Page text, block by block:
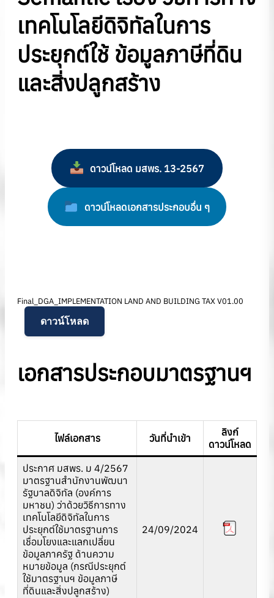
เทคโนโลยีดิจิทัลในการ
ประยุกต์ใช้ ข้อมูลภาษีที่ดิน
และสิ่งปลูกสร้าง
ดาวน์โหลด มสพร. 13-2567
ดาวน์โหลดเอกสารประกอบอื่น ๆ
Final_DGA_IMPLEMENTATION LAND AND BUILDING TAX V01.00
ดาวน์โหลด
เอกสารประกอบมาตรฐานฯ
ไฟล์เอกสาร วันที่นำเข้า
ลิงก์
ดาวน์โหลด
ประกาศ มสพร. ม 4/2567
มาตรฐานสํานักงานพัฒนา
รัฐบาลดิจิทัล (องค์การ
มหาชน) ว่าด้วยวิธีการทาง
เทคโนโลยีดิจิทัลในการ
ประยุกต์ใช้มาตรฐานการ
เชื่อมโยงและแลกเปลี่ยน
ข้อมูลภาครัฐ ด้านความ
หมายข้อมูล (กรณีประยุกต์
ใช้มาตรฐานฯ ข้อมูลภาษี
ที่ดินและสิ่งปลูกสร้าง)
24/09/2024